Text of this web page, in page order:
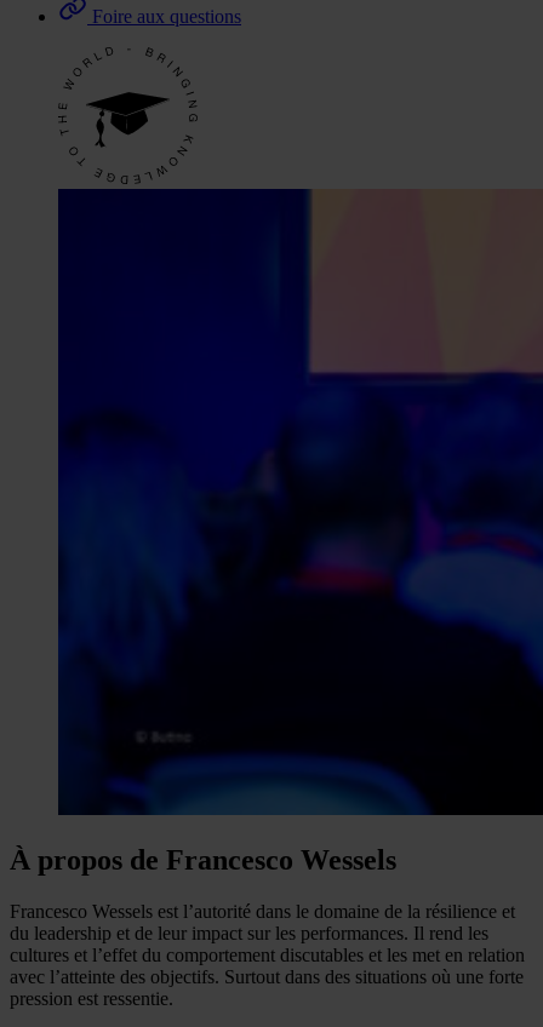
Foire aux questions
À propos de Francesco Wessels
Francesco Wessels est l’autorité dans le domaine de la résilience et
du leadership et de leur impact sur les performances. Il rend les
cultures et l’effet du comportement discutables et les met en relation
avec l’atteinte des objectifs. Surtout dans des situations où une forte
pression est ressentie.